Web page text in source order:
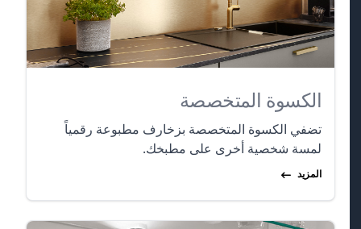
الكسوة المتخصصة
تضفي الكسوة المتخصصة بزخارف مطبوعة رقمياً
لمسة شخصية أخرى على مطبخك.
المزيد